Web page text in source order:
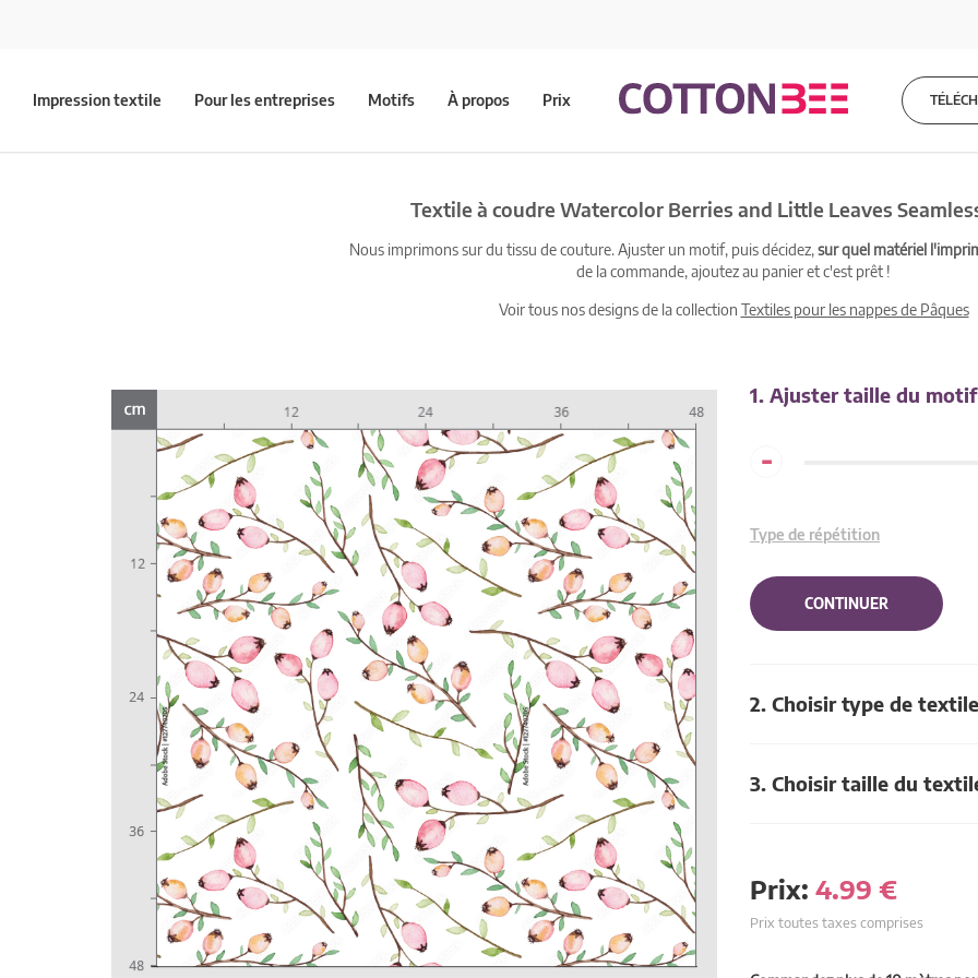
Impression textile Pour les entreprises Motifs À propos Prix
Textile à coudre Watercolor Berries and Little Leaves
Nous imprimons sur du tissu de couture. Ajuster un motif, puis décidez,sur quel matériel
de la commande, ajoutez au panier et c'est prêt !
Voir tous nos designs de la collection Textiles pour les nappes de Pâques
1. Ajuster taille du motif
-
Type de répétition
CONTINUER
2. Choisir type de textile
3. Choisir taille du
Prix: 4.99 €
Prix toutes taxes comprises